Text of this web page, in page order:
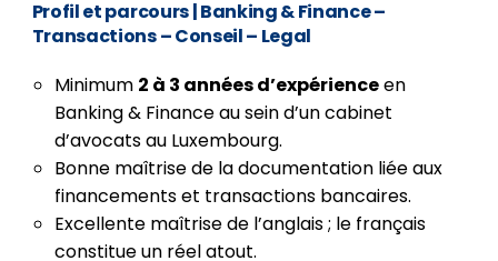
Profil et parcours| Banking & Finance –
Transactions – Conseil – Legal
Minimum 2 à 3 années d’expérienceen
Banking & Finance au sein d’un cabinet
d’avocats au Luxembourg.
Bonne maîtrise de la documentation liée aux
financements et transactions bancaires.
Excellente maîtrise de l’anglais ; le français
constitue un réel atout.